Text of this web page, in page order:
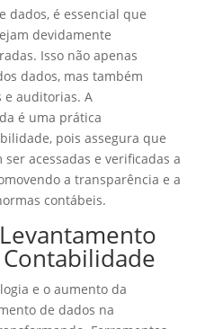
dados, é essencial que
devidamente
Isso não apenas
dados, mas também
auditorias. A
é uma prática
pois assegura que
acessadas e verificadas a
a transparência e a
contábeis.
e o aumento da
de dados na